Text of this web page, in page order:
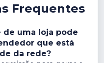
Frequentes
de uma loja pode
que está
da rede?